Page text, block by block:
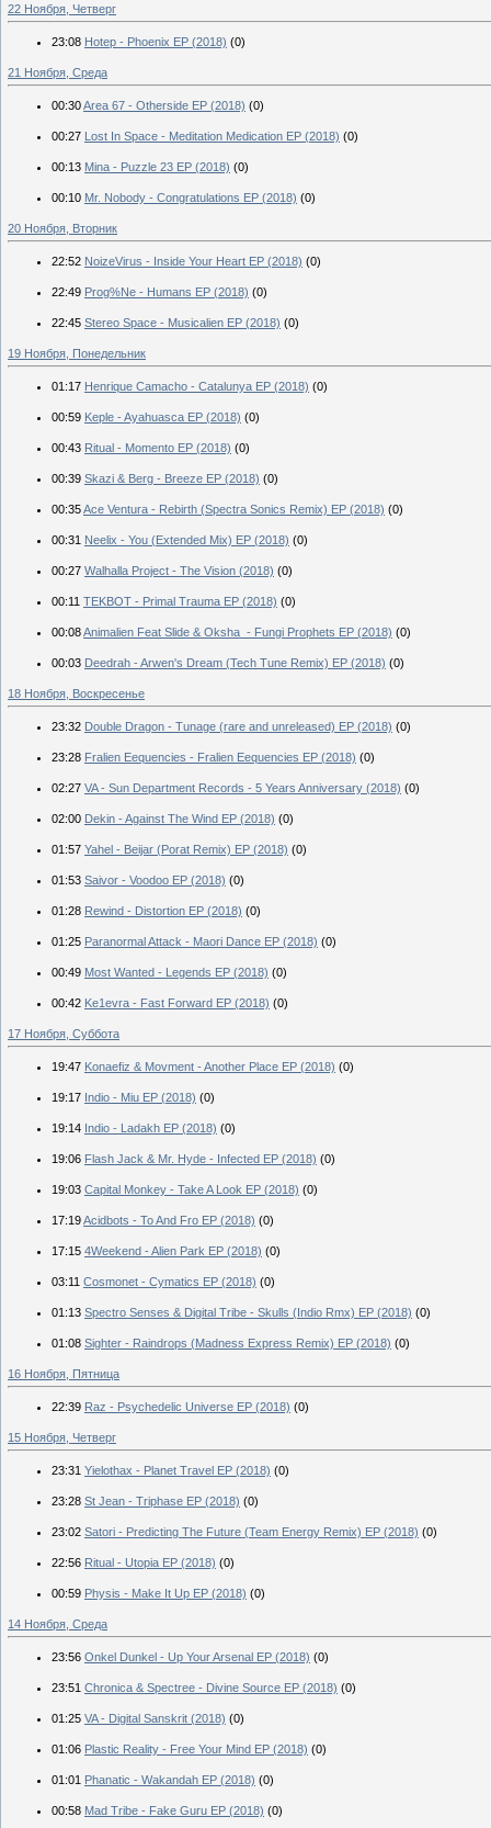
22 Ноября, Четверг
23:08 Hotep - Phoenix EP (2018) (0)
21 Ноября, Среда
00:30Area 67 - Otherside EP (2018) (0)
00:27 Lost In Space - Meditation Medication EP (2018) (0)
00:13 Mina - Puzzle 23 EP (2018) (0)
00:10 Mr. Nobody - Congratulations EP (2018) (0)
20 Ноября, Вторник
22:52 NoizeVirus - Inside Your Heart EP (2018) (0)
22:49 Prog%Ne - Humans EP (2018) (0)
22:45 Stereo Space - Musicalien EP (2018) (0)
19 Ноября, Понедельник
01:17 Henrique Camacho - Catalunya EP (2018) (0)
00:59 Keple - Ayahuasca EP (2018) (0)
00:43 Ritual - Momento EP (2018) (0)
00:39 Skazi & Berg - Breeze EP (2018) (0)
00:35Ace Ventura - Rebirth (Spectra Sonics Remix) EP (2018) (0)
00:31 Neelix - You (Extended Mix) EP (2018) (0)
00:27 Walhalla Project - The Vision (2018) (0)
00:11 TEKBOT - Primal Trauma EP (2018) (0)
00:08Animalien Feat Slide & Oksha - Fungi Prophets EP (2018) (0)
00:03 Deedrah - Arwen's Dream (Tech Tune Remix) EP (2018) (0)
18 Ноября, Воскресенье
23:32 Double Dragon - Tunage (rare and unreleased) EP (2018) (0)
23:28 Fralien Eequencies - Fralien Eequencies EP (2018) (0)
02:27 VA - Sun Department Records - 5 Years Anniversary (2018) (0)
02:00 Dekin - Against The Wind EP (2018) (0)
01:57 Yahel - Beijar (Porat Remix) EP (2018) (0)
01:53 Saivor - Voodoo EP (2018) (0)
01:28 Rewind - Distortion EP (2018) (0)
01:25 Paranormal Attack - Maori Dance EP (2018) (0)
00:49 Most Wanted - Legends EP (2018) (0)
00:42 Ke1evra - Fast Forward EP (2018) (0)
17 Ноября, Суббота
19:47 Konaefiz & Movment - Another Place EP (2018) (0)
19:17 Indio - Miu EP (2018) (0)
19:14 Indio - Ladakh EP (2018) (0)
19:06 Flash Jack & Mr. Hyde - Infected EP (2018) (0)
19:03 Capital Monkey - Take A Look EP (2018) (0)
17:19Acidbots - To And Fro EP (2018) (0)
17:15 4Weekend - Alien Park EP (2018) (0)
03:11 Cosmonet - Cymatics EP (2018) (0)
01:13 Spectro Senses & Digital Tribe - Skulls (Indio Rmx) EP (2018) (0)
01:08 Sighter - Raindrops (Madness Express Remix) EP (2018) (0)
16 Ноября, Пятница
22:39 Raz - Psychedelic Universe EP (2018) (0)
15 Ноября, Четверг
23:31 Yielothax - Planet Travel EP (2018) (0)
23:28 St Jean - Triphase EP (2018) (0)
23:02 Satori - Predicting The Future (Team Energy Remix) EP (2018) (0)
22:56 Ritual - Utopia EP (2018) (0)
00:59 Physis - Make It Up EP (2018) (0)
14 Ноября, Среда
23:56 Onkel Dunkel - Up Your Arsenal EP (2018) (0)
23:51 Chronica & Spectree - Divine Source EP (2018) (0)
01:25 VA - Digital Sanskrit (2018) (0)
01:06 Plastic Reality - Free Your Mind EP (2018) (0)
01:01 Phanatic - Wakandah EP (2018) (0)
00:58 Mad Tribe - Fake Guru EP (2018) (0)